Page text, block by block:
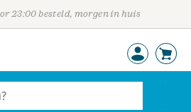
23:00 besteld, morgen in huis